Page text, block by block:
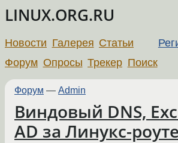
LINUX.ORG.RU
Новости Галерея Статьи
Форум Опросы Трекер Поиск
Форум — Admin
Виндовый DNS,
AD за Линукс-